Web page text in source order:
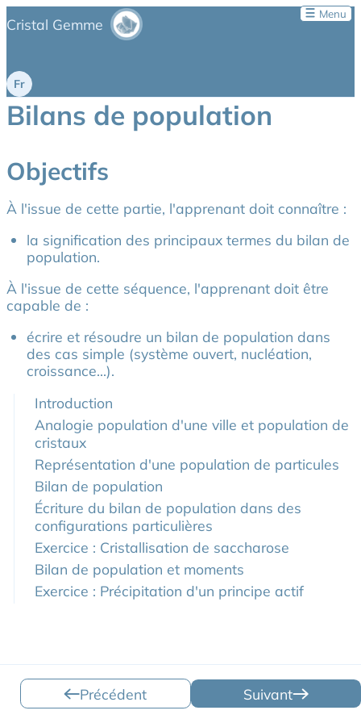
Cristal Gemme
Menu
Bilans de population
Objectifs
À l'issue de cette partie, l'apprenant doit connaître :
la signification des principaux termes du bilan de
population.
À l'issue de cette séquence, l'apprenant doit être
capable de :
écrire et résoudre un bilan de population dans
des cas simple (système ouvert, nucléation,
croissance...).
Introduction
Analogie population d'une ville et population de
cristaux
Représentation d'une population de particules
Bilan de population
Écriture du bilan de population dans des
configurations particulières
Exercice : Cristallisation de saccharose
Bilan de population et moments
Exercice : Précipitation d'un principe actif
Précédent Suivant